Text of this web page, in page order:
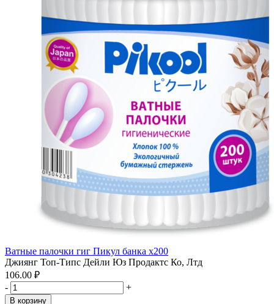
Ватные палочки гиг Пикул банка x200
Джиянг Топ-Типс Дейли Юз Продактс Ко, Лтд
106.00 ₽
-
+
В корзину